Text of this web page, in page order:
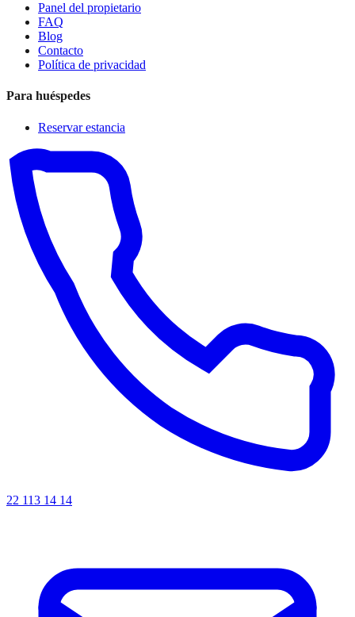
Panel del propietario
FAQ
Blog
Contacto
Política de privacidad
Para huéspedes
Reservar estancia
22 113 14 14